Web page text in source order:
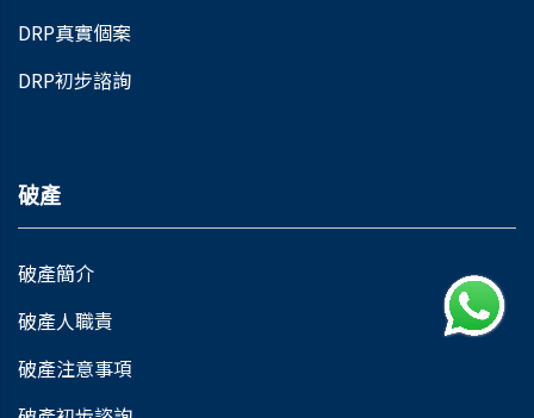
DRP真實個案
DRP初步諮詢
破產
破產簡介
破產人職責
破產注意事項